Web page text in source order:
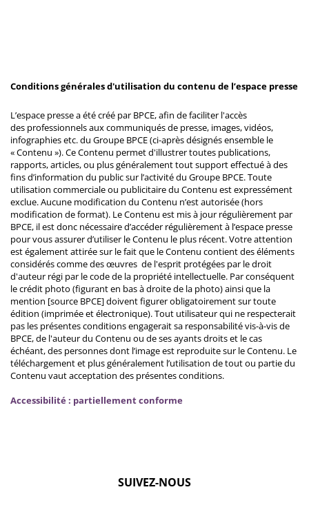
Conditions générales d'utilisation du contenu de l’espace presse
L’espace presse a été créé par BPCE, afin de faciliter l'accès
des professionnels aux communiqués de presse, images, vidéos,
infographies etc. du Groupe BPCE (ci-après désignés ensemble le
« Contenu »). Ce Contenu permet d'illustrer toutes publications,
rapports, articles, ou plus généralement tout support effectué à des
fins d’information du public sur l’activité du Groupe BPCE. Toute
utilisation commerciale ou publicitaire du Contenu est expressément
exclue. Aucune modification du Contenu n’est autorisée (hors
modification de format). Le Contenu est mis à jour régulièrement par
BPCE, il est donc nécessaire d’accéder régulièrement à l’espace presse
pour vous assurer d’utiliser le Contenu le plus récent. Votre attention
est également attirée sur le fait que le Contenu contient des éléments
considérés comme des œuvres de l'esprit protégées par le droit
d'auteur régi par le code de la propriété intellectuelle. Par conséquent
le crédit photo (figurant en bas à droite de la photo) ainsi que la
mention [source BPCE] doivent figurer obligatoirement sur toute
édition (imprimée et électronique). Tout utilisateur qui ne respecterait
pas les présentes conditions engagerait sa responsabilité vis-à-vis de
BPCE, de l'auteur du Contenu ou de ses ayants droits et le cas
échéant, des personnes dont l’image est reproduite sur le Contenu. Le
téléchargement et plus généralement l’utilisation de tout ou partie du
Contenu vaut acceptation des présentes conditions.
Accessibilité : partiellement conforme
SUIVEZ-NOUS